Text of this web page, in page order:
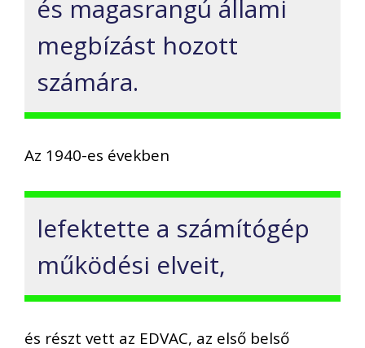
és magasrangú állami
megbízást hozott
számára.
Az 1940-es években
lefektette a számítógép
működési elveit,
és részt vett az EDVAC, az első belső